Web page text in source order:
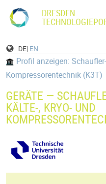
DRESDEN
DE| EN
Profil anzeigen:
Kompressorentechnik (K3T)
GERÄTE —
KÄLTE-, KRYO- UND